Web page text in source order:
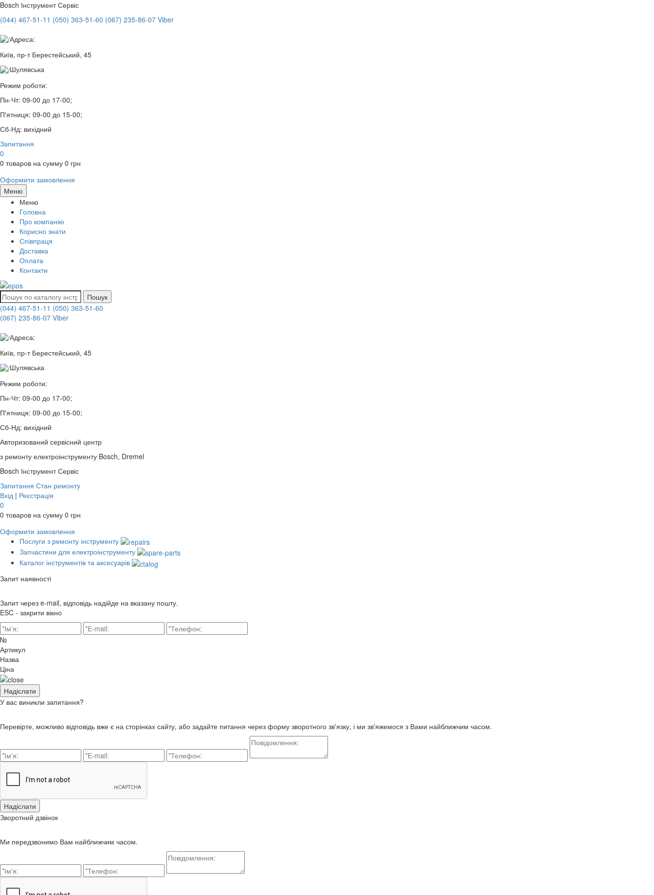
Bosch Інструмент Сервіс
(044) 467-51-11 (050) 363-51-60 (067) 235-86-07 Viber
Адреса:
Київ, пр-т Берестейський, 45
Шулявська
Режим роботи:
Пн-Чт: 09-00 до 17-00;
П'ятниця: 09-00 до 15-00;
Сб-Нд: вихідний
Запитання
0
0 товаров на сумму 0 грн
Оформити замовлення
Меню
Меню
Головна
Про компанію
Корисно знати
Співпраця
Доставка
Оплата
Контакти
Пошук
(044) 467-51-11 (050) 363-51-60
(067) 235-86-07 Viber
Адреса:
Київ, пр-т Берестейський, 45
Шулявська
Режим роботи:
Пн-Чт: 09-00 до 17-00;
П'ятниця: 09-00 до 15-00;
Сб-Нд: вихідний
Авторизований сервісний центр
з ремонту електроінструменту Bosch, Dremel
Bosch Інструмент Сервіс
Запитання Стан ремонту
Вхід | Реєстрація
0
0 товаров на сумму 0 грн
Оформити замовлення
Послуги з ремонту інструменту
Запчастини для електроінструменту
Каталог інструментів та аксесуарів
Запит наявності
Запит через e-mail, відповідь надійде на вказану пошту.
ESC - закрити вікно
№
Артикул
Назва
Ціна
У вас виникли запитання?
Перевірте, можливо відповідь вже є на сторінках сайту, або задайте питання через форму зворотного зв'язку, і ми зв'яжемося з Вами найближчим часом.
Зворотний дзвінок
Ми передзвонимо Вам найближчим часом.